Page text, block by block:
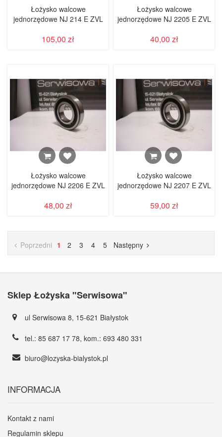
Łożysko walcowe
jednorzędowe NJ 214 E ZVL
105,00 zł
Łożysko walcowe
jednorzędowe NJ 2205 E ZVL
40,00 zł
Łożysko walcowe
jednorzędowe NJ 2206 E ZVL
48,00 zł
Łożysko walcowe
jednorzędowe NJ 2207 E ZVL
59,00 zł
Poprzedni 1 2 3 4 5 Następny
Sklep Łożyska "Serwisowa"
ul Serwisowa 8, 15-621 Białystok
tel.: 85 687 17 78, kom.: 693 480 331
biuro@lozyska-bialystok.pl
INFORMACJA
Kontakt z nami
Regulamin sklepu